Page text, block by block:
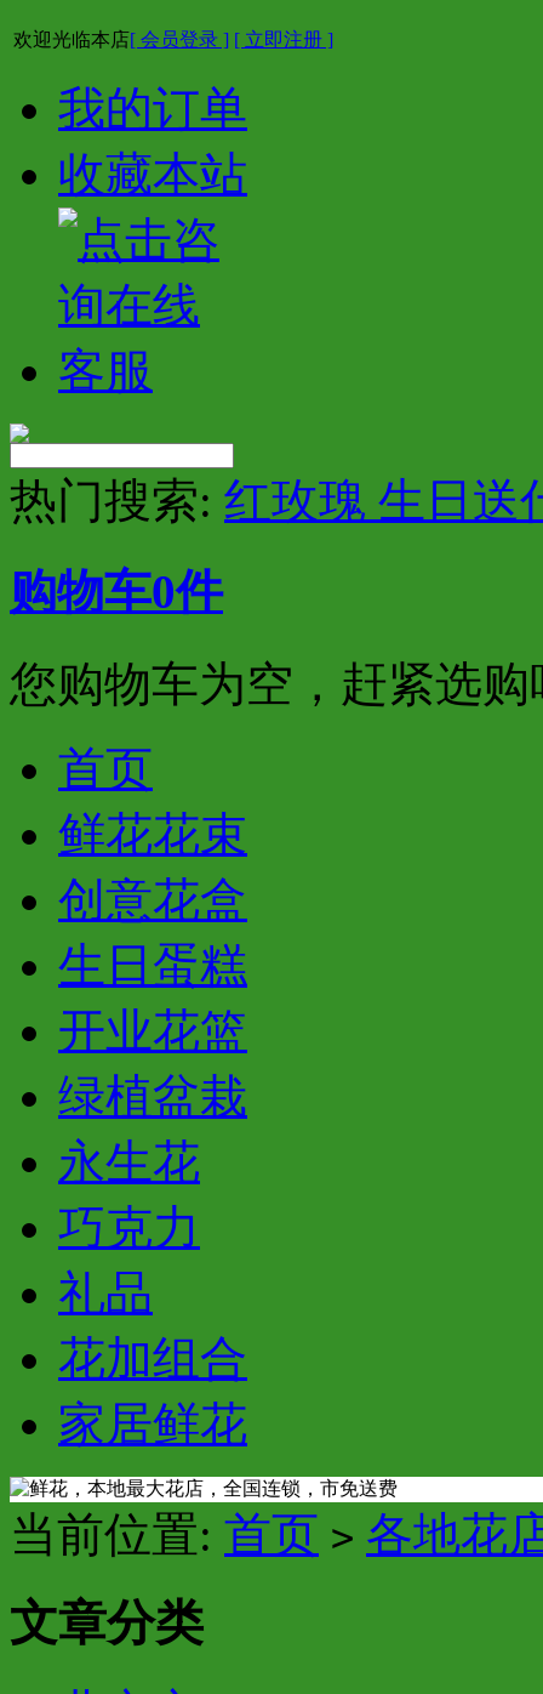
欢迎光临本店[ 会员登录 ] [ 立即注册 ]
我的订单
收藏本站
热门搜索: 红玫瑰 生日送
购物车0件
您购物车为空，赶紧选购
首页
鲜花花束
创意花盒
生日蛋糕
开业花篮
绿植盆栽
永生花
巧克力
礼品
花加组合
家居鲜花
当前位置: 首页 > 各地花
文章分类